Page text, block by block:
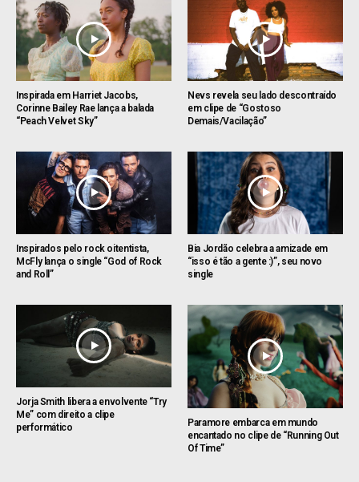
Inspirada em Harriet Jacobs,
Corinne Bailey Rae lança a balada
“Peach Velvet Sky”
Nevs revela seu lado descontraído
em clipe de “Gostoso
Demais/Vacilação”
Inspirados pelo rock oitentista,
McFly lança o single “God of Rock
and Roll”
Bia Jordão celebra a amizade em
“isso é tão a gente :)”, seu novo
single
Jorja Smith libera a envolvente “Try
Me” com direito a clipe
performático
Paramore embarca em mundo
encantado no clipe de “Running Out
Of Time”